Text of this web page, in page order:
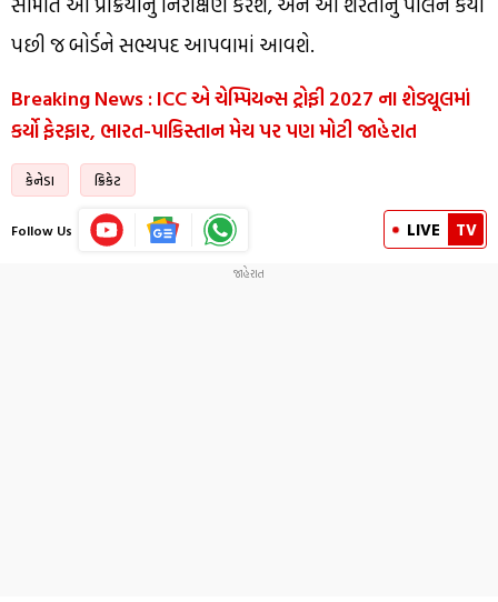
પછી જ બોર્ડને સભ્યપદ આપવામાં આવશે.
Breaking News : ICC એ ચેમ્પિયન્સ ટ્રોફી 2027 ના શેડ્યૂલમાં
કર્યો ફેરફાર, ભારત-પાકિસ્તાન મેચ પર પણ મોટી જાહેરાત
કેનેડા ક્રિકેટ
Follow Us LIVE TV